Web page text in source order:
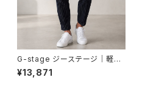
G-stage ジーステージ｜軽量
＆ドライニットジャージパンツ｜
洗濯可能 オンオフ 150505 メ
¥13,871